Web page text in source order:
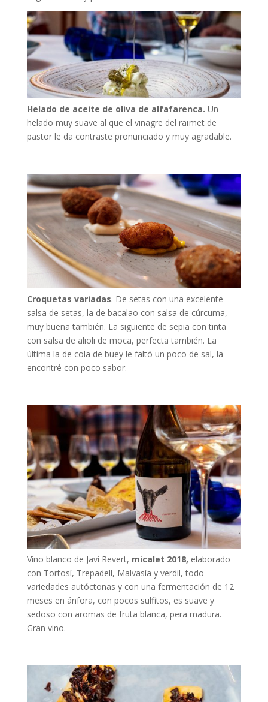
Helado de aceite de oliva de alfafarenca. Un
helado muy suave al que el vinagre del raïmet de
pastor le da contraste pronunciado y muy agradable.
Croquetas variadas. De setas con una excelente
salsa de setas, la de bacalao con salsa de cúrcuma,
muy buena también. La siguiente de sepia con tinta
con salsa de alioli de moca, perfecta también. La
última la de cola de buey le faltó un poco de sal, la
encontré con poco sabor.
Vino blanco de Javi Revert, micalet 2018, elaborado
con Tortosí, Trepadell, Malvasía y verdil, todo
variedades autóctonas y con una fermentación de 12
meses en ánfora, con pocos sulfitos, es suave y
sedoso con aromas de fruta blanca, pera madura.
Gran vino.